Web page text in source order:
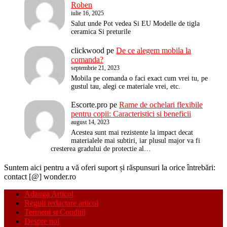
Roben
iulie 16, 2025
Salut unde Pot vedea Si EU Modelle de tigla
ceramica Si preturile
clickwood pe De ce alegem mobila la
comanda?
septembrie 21, 2023
Mobila pe comanda o faci exact cum vrei tu, pe
gustul tau, alegi ce materiale vrei, etc.
Escorte.pro pe Rame de ochelari flexibile
pentru copii: Caracteristici si beneficii
august 14, 2023
Acestea sunt mai rezistente la impact decat
materialele mai subtiri, iar plusul major va fi
cresterea gradului de protectie al…
Suntem aici pentru a vă oferi suport și răspunsuri la orice întrebări:
contact [@] wonder.ro
Adauga Articol
Reguli redactare articol
Termeni si Conditii
Despre noi